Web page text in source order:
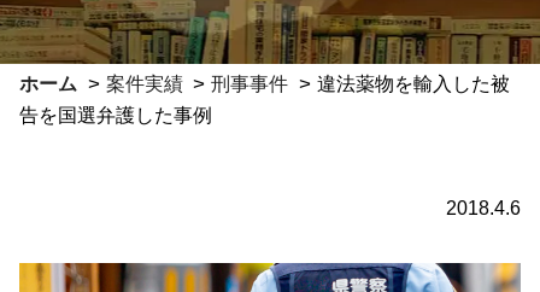
プ
ホーム > 案件実績 > 刑事事件 > 違法薬物を輸入した被
告を国選弁護した事例
2018.4.6